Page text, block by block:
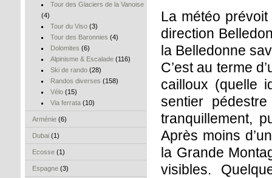
Tour des Glaciers de la Vanoise
(4)
Tour du Viso(3)
Tour des Baronnies (4)
Dolomites (6)
Alpinisme & Escalade(116)
Ski de rando(28)
Randos diverses (158)
Vélo(15)
Via ferrata(10)
Arménie (6)
Dubai (1)
Ecosse (1)
Espagne (3)
La météo
direction
la Belledonne
C’est au terme
cailloux (quelle
sentier
tranquillement,
Après moins
la Grande
visibles.